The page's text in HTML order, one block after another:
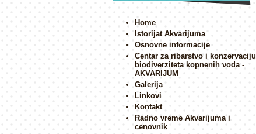
Home
Istorijat Akvarijuma
Osnovne informacije
Centar za ribarstvo i konzervaciju
biodiverziteta kopnenih voda -
AKVARIJUM
Galerija
Linkovi
Kontakt
Radno vreme Akvarijuma i
cenovnik